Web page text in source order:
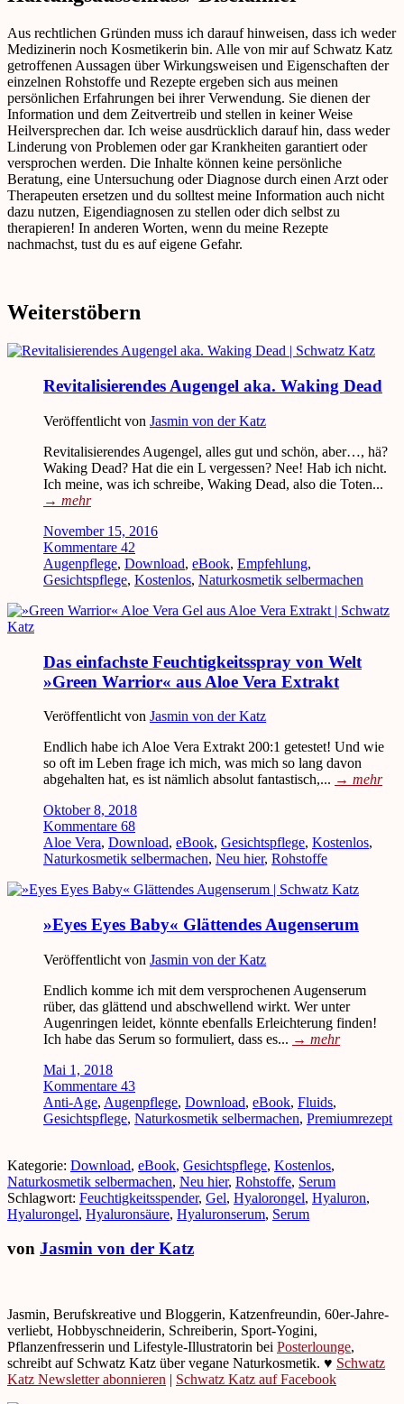
Aus rechtlichen Gründen muss ich darauf hinweisen, dass ich weder
Medizinerin noch Kosmetikerin bin. Alle von mir auf Schwatz Katz
getroffenen Aussagen über Wirkungsweisen und Eigenschaften der
einzelnen Rohstoffe und Rezepte ergeben sich aus meinen
persönlichen Erfahrungen bei ihrer Verwendung. Sie dienen der
Information und dem Zeitvertreib und stellen in keiner Weise
Heilversprechen dar. Ich weise ausdrücklich darauf hin, dass weder
Linderung von Problemen oder gar Krankheiten garantiert oder
versprochen werden. Die Inhalte können keine persönliche
Beratung, eine Untersuchung oder Diagnose durch einen Arzt oder
Therapeuten ersetzen und du solltest meine Information auch nicht
dazu nutzen, Eigendiagnosen zu stellen oder dich selbst zu
therapieren! In anderen Worten, wenn du meine Rezepte
nachmachst, tust du es auf eigene Gefahr.
Weiterstöbern
Revitalisierendes Augengel aka. Waking Dead
Veröffentlicht von Jasmin von der Katz
Revitalisierendes Augengel, alles gut und schön, aber…, hä?
Waking Dead? Hat die ein L vergessen? Nee! Hab ich nicht.
Ich meine, was ich schreibe, Waking Dead, also die Toten...
→ mehr
November 15, 2016
Kommentare 42
Augenpflege, Download, eBook, Empfehlung,
Gesichtspflege, Kostenlos, Naturkosmetik selbermachen
Das einfachste Feuchtigkeitsspray von Welt
»Green Warrior« aus Aloe Vera Extrakt
Veröffentlicht von Jasmin von der Katz
Endlich habe ich Aloe Vera Extrakt 200:1 getestet! Und wie
so oft im Leben frage ich mich, was mich so lang davon
abgehalten hat, es ist nämlich absolut fantastisch,... → mehr
Oktober 8, 2018
Kommentare 68
Aloe Vera, Download, eBook, Gesichtspflege, Kostenlos,
Naturkosmetik selbermachen, Neu hier, Rohstoffe
»Eyes Eyes Baby« Glättendes Augenserum
Veröffentlicht von Jasmin von der Katz
Endlich komme ich mit dem versprochenen Augenserum
rüber, das glättend und abschwellend wirkt. Wer unter
Augenringen leidet, könnte ebenfalls Erleichterung finden!
Ich habe das Serum so formuliert, dass es... → mehr
Mai 1, 2018
Kommentare 43
Anti-Age, Augenpflege, Download, eBook, Fluids,
Gesichtspflege, Naturkosmetik selbermachen, Premiumrezept
Kategorie: Download, eBook, Gesichtspflege, Kostenlos,
Naturkosmetik selbermachen, Neu hier, Rohstoffe, Serum
Schlagwort: Feuchtigkeitsspender, Gel, Hyalorongel, Hyaluron,
Hyalurongel, Hyaluronsäure, Hyaluronserum, Serum
von Jasmin von der Katz
Jasmin, Berufskreative und Bloggerin, Katzenfreundin, 60er-Jahre-
verliebt, Hobbyschneiderin, Schreiberin, Sport-Yogini,
Pflanzenfresserin und Lifestyle-Illustratorin bei Posterlounge,
schreibt auf Schwatz Katz über vegane Naturkosmetik. ♥ Schwatz
Katz Newsletter abonnieren | Schwatz Katz auf Facebook